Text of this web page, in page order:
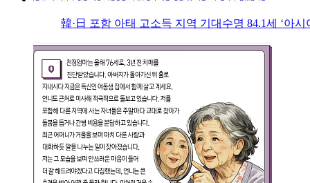
韓·日 포함 아태 고소득 지역 기대수명 84.1세 ‘아시